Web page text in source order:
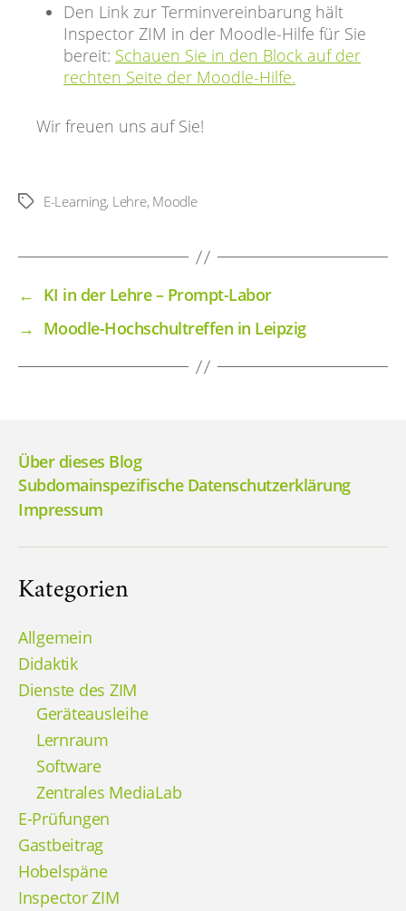
Den Link zur Terminvereinbarung hält
Inspector ZIM in der Moodle-Hilfe für Sie
bereit: Schauen Sie in den Block auf der
rechten Seite der Moodle-Hilfe.
Wir freuen uns auf Sie!
Schlagwörter
E-Learning, Lehre, Moodle
← KI in der Lehre – Prompt-Labor
→ Moodle-Hochschultreffen in Leipzig
Über dieses Blog
Subdomainspezifische Datenschutzerklärung
Impressum
Kategorien
Allgemein
Didaktik
Dienste des ZIM
Geräteausleihe
Lernraum
Software
Zentrales MediaLab
E-Prüfungen
Gastbeitrag
Hobelspäne
Inspector ZIM